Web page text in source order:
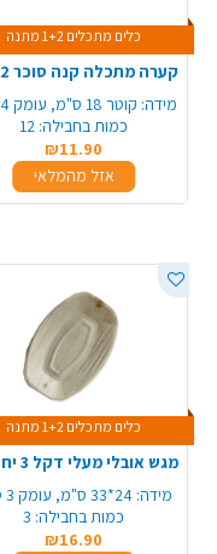
כלים מתכלים 1+2 מתנה
מידה: קוטר 18 ס"מ, עומק 4 ס"מ
כמות בחבילה: 12
₪11.90
אזל מהמלאי
כלים מתכלים 1+2 מתנה
מידה: 24*33 ס"מ, עומק 3 ס"מ
כמות בחבילה: 3
₪16.90